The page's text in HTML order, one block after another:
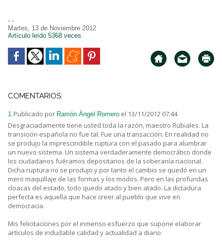
- -
Martes, 13 de Noviembre 2012
Artículo leído 5368 veces
COMENTARIOS:
1.Publicado por Ramón Ángel Romero el 13/11/2012 07:44
Desgraciadamente tiene usted toda la razón, maestro Rubiales. La
transición española no fue tal. Fue una transacción. En realidad no
se produjo la imprescindible ruptura con el pasado para alumbrar
un nuevo sistema. Un sistema verdaderamente democrático donde
los ciudadanos fuéramos depositarios de la soberanía nacional.
Dicha ruptura no se produjo y por tanto el cambio se quedó en un
mero maquillaje de las formas y los modos. Pero en las profundas
cloacas del estado, todo quedo atado y bien atado. La dictadura
perfecta es aquella que hace creer al pueblo que vive en
democracia.
Mis felicitaciones por el inmenso esfuerzo que supone elaborar
artículos de indudable calidad y actualidad a diario.